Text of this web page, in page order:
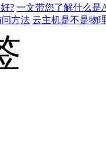
? 一文带您了解什么是
方法 云主机是不是物